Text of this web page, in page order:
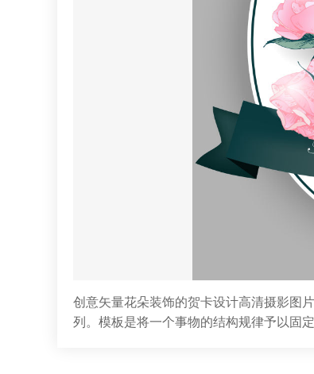
创意矢量花朵装饰的贺卡设计高清摄影图
列。模板是将一个事物的结构规律予以固